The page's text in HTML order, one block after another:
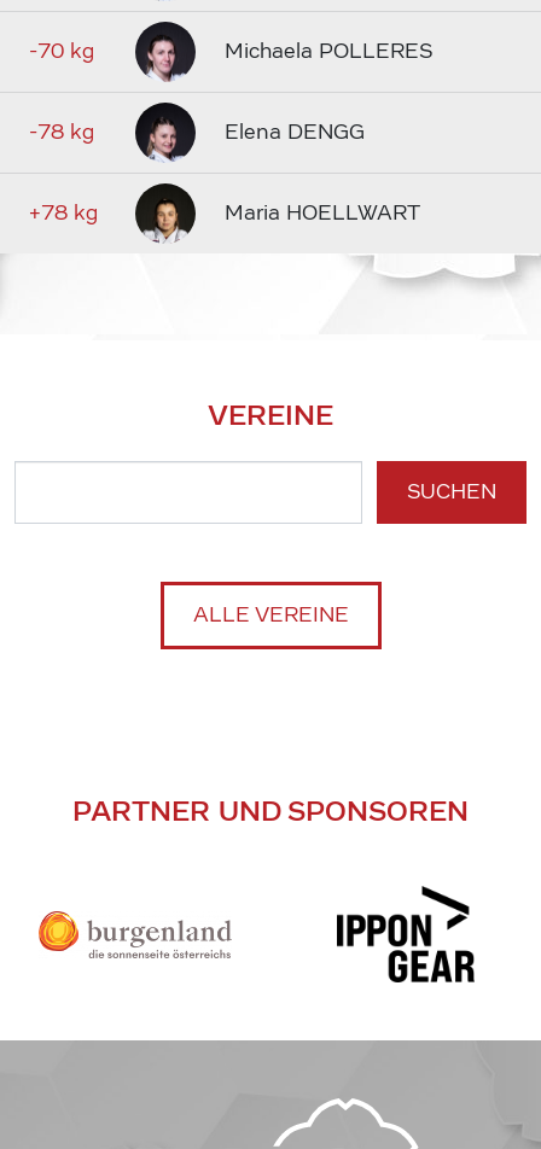
-70 kg Michaela POLLERES
-78 kg Elena DENGG
+78 kg Maria HOELLWART
VEREINE
SUCHEN
ALLE VEREINE
PARTNER UND SPONSOREN